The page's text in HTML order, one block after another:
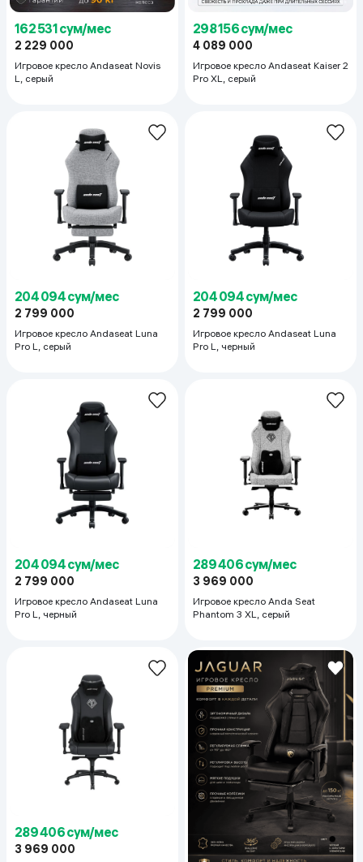
162 531 сум/мес
2 229 000
Игровое кресло Andaseat Novis
L, серый
298 156 сум/мес
4 089 000
Игровое кресло Andaseat Kaiser 2
Pro XL, серый
204 094 сум/мес
2 799 000
Игровое кресло Andaseat Luna
Pro L, серый
204 094 сум/мес
2 799 000
Игровое кресло Andaseat Luna
Pro L, черный
204 094 сум/мес
2 799 000
Игровое кресло Andaseat Luna
Pro L, черный
289 406 сум/мес
3 969 000
Игровое кресло Anda Seat
Phantom 3 XL, серый
289 406 сум/мес
3 969 000